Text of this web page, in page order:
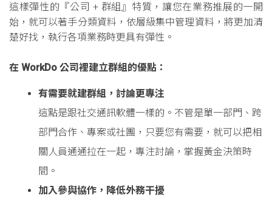
這樣彈性的『公司 + 群組』特質，讓您在業務推展的一開
始，就可以著手分類資料，依層級集中管理資料，將更加清
楚好找，執行各項業務時更具有彈性。
在 WorkDo 公司裡建立群組的優點：
有需要就建群組，討論更專注
這點是跟社交通訊軟體一樣的。不管是單一部門、跨
部門合作、專案或社團，只要您有需要，就可以把相
關人員通通拉在一起，專注討論，掌握黃金決策時
間。
加入參與協作，降低外務干擾